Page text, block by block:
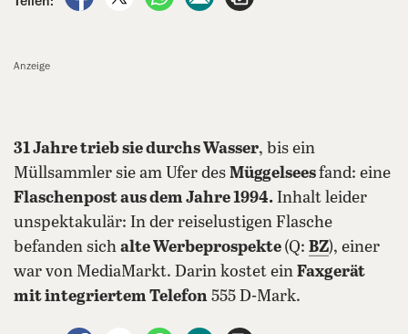
Anzeige
31 Jahre trieb sie durchs Wasser, bis ein
Müllsammler sie am Ufer des Müggelseesfand: eine
Flaschenpost aus dem Jahre 1994. Inhalt leider
unspektakulär: In der reiselustigen Flasche
befanden sich alte Werbeprospekte (Q: BZ), einer
war von MediaMarkt. Darin kostet ein Faxgerät
mit integriertem Telefon 555 D-Mark.